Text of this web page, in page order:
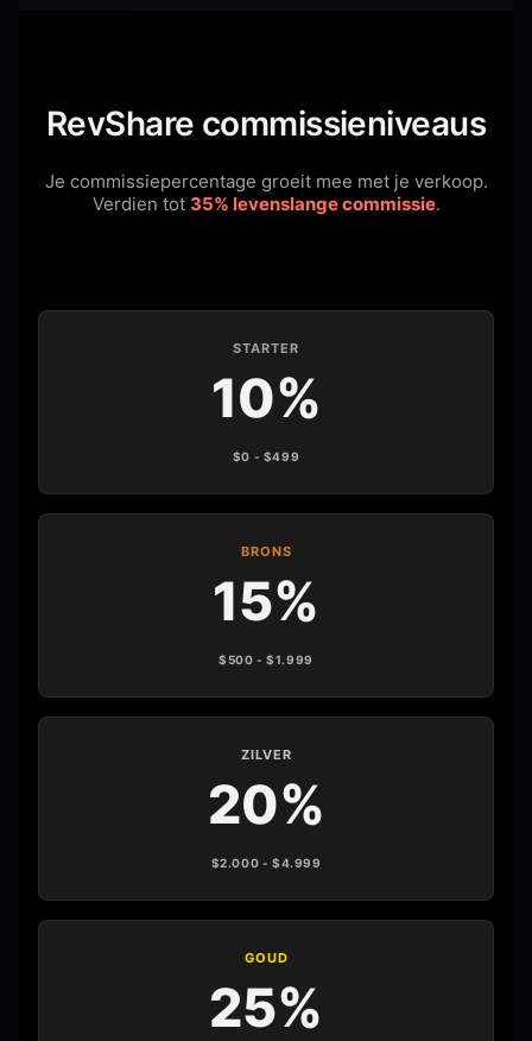
RevShare commissieniveaus
Je commissiepercentage groeit mee met je verkoop.
Verdien tot 35% levenslange commissie.
STARTER
10%
$0 - $499
BRONS
15%
$500 - $1.999
ZILVER
20%
$2.000 - $4.999
GOUD
25%